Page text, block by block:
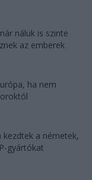
náluk is szinte
az emberek
ha nem
a németek,
gyártókat